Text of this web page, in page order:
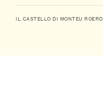
IL CASTELLO DI MONTEU ROERO